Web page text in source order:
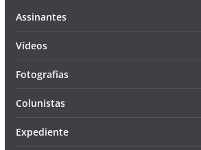
Assinantes
Vídeos
Fotografias
Colunistas
Expediente